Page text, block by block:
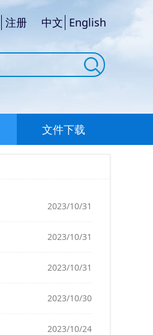
注册 中文 English
文件下载
2023/10/31
2023/10/31
2023/10/31
2023/10/30
2023/10/24